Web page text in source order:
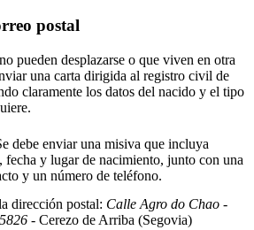
postal
pueden desplazarse o que viven en otra
una carta dirigida al registro civil de
claramente los datos del nacido y el tipo
debe enviar una misiva que incluya
fecha y lugar de nacimiento, junto con una
y un número de teléfono.
dirección postal: Calle Agro do Chao -
- Cerezo de Arriba (Segovia)